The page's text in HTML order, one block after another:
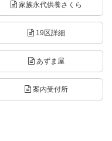
家族永代供養さくら
19区詳細
あずま屋
案内受付所